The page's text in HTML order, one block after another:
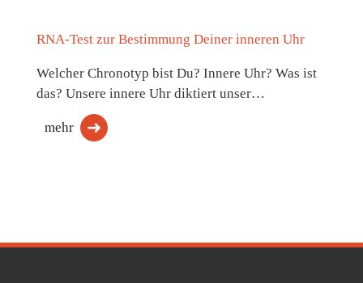
RNA-Test zur Bestimmung Deiner inneren Uhr
Welcher Chronotyp bist Du? Innere Uhr? Was ist
das? Unsere innere Uhr diktiert unser…
mehr